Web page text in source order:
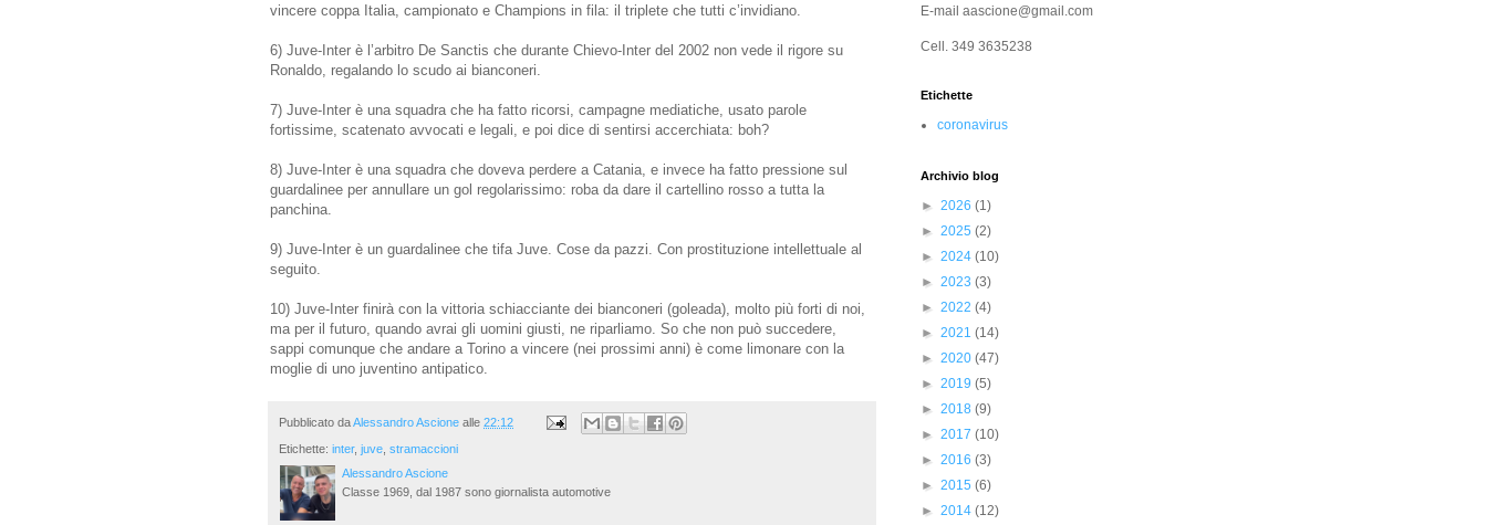
vincere coppa Italia, campionato e Champions in fila: il triplete che tutti c’invidiano.
6) Juve-Inter è l’arbitro De Sanctis che durante Chievo-Inter del 2002 non vede il rigore su
Ronaldo, regalando lo scudo ai bianconeri.
7) Juve-Inter è una squadra che ha fatto ricorsi, campagne mediatiche, usato parole
fortissime, scatenato avvocati e legali, e poi dice di sentirsi accerchiata: boh?
8) Juve-Inter è una squadra che doveva perdere a Catania, e invece ha fatto pressione sul
guardalinee per annullare un gol regolarissimo: roba da dare il cartellino rosso a tutta la
panchina.
9) Juve-Inter è un guardalinee che tifa Juve. Cose da pazzi. Con prostituzione intellettuale al
seguito.
10) Juve-Inter finirà con la vittoria schiacciante dei bianconeri (goleada), molto più forti di noi,
ma per il futuro, quando avrai gli uomini giusti, ne riparliamo. So che non può succedere,
sappi comunque che andare a Torino a vincere (nei prossimi anni) è come limonare con la
moglie di uno juventino antipatico.
Pubblicato daAlessandro Ascione alle 22:12
Etichette: inter, juve stramaccioni
Alessandro Ascione
Classe 1969, dal 1987 sono giornalista automotive
E-mail aascione@gmail.com
Cell. 349 3635238
Etichette
coronavirus
Archivio blog
► 2026 (1)
► 2025 (2)
► 2024 (10)
► 2023 (3)
► 2022 (4)
► 2021 (14)
► 2020 (47)
► 2019 (5)
► 2018 (9)
► 2017 (10)
► 2016 (3)
► 2015 (6)
► 2014 (12)